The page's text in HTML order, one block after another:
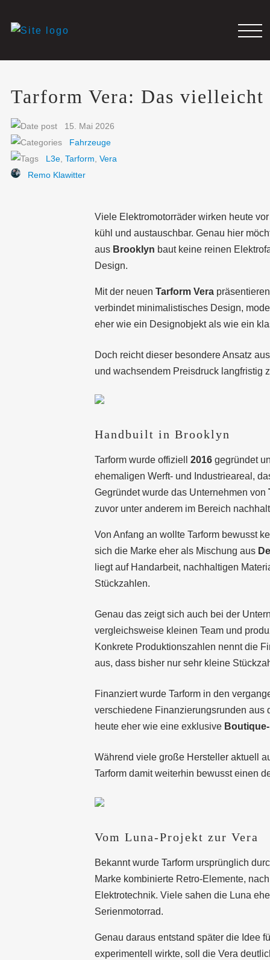
Tarform Vera: Das
15. Mai 2026
Fahrzeuge
L3e Tarform Vera
Remo Klawitter
Viele Elektromotorräder wirken heute
kühl und austauschbar. Genau hier
aus Brooklyn baut keine reinen
Design.
Mit der neuen Tarform Vera
verbindet minimalistisches Design,
eher wie ein Designobjekt als wie ein
Doch reicht dieser besondere Ansatz
und wachsendem Preisdruck langfristig
Handbuilt in Brooklyn
Tarform wurde offiziell 2016gegründet
ehemaligen Werft- und Industrieareal,
Gegründet wurde das Unternehmen von
zuvor unter anderem im Bereich
Von Anfang an wollte Tarform bewusst
sich die Marke eher als Mischung aus
liegt auf Handarbeit, nachhaltigen
Stückzahlen.
Genau das zeigt sich auch bei der
vergleichsweise kleinen Team und
Konkrete Produktionszahlen nennt die
aus, dass bisher nur sehr kleine
Finanziert wurde Tarform in den
verschiedene Finanzierungsrunden aus
heute eher wie eine exklusive
Während viele große Hersteller aktuell
Tarform damit weiterhin bewusst einen
Vom Luna-Projekt zur Vera
Bekannt wurde Tarform ursprünglich
Marke kombinierte Retro-Elemente,
Elektrotechnik. Viele sahen die Luna
Serienmotorrad.
Genau daraus entstand später die Idee
experimentell wirkte, soll die Vera